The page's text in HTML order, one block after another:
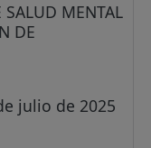
SALUD MENTAL
DE
julio de 2025